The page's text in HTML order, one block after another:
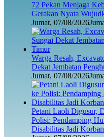
72 Pekan Menjaga
Gerakan Nyata
Jumat, 07/08/2026
Warga Resah,
Dekat Jembatan
Jumat, 07/08/2026
Petani Laoli Digusur,
Polisi: Pendamping
Disabilitas Jadi Korban